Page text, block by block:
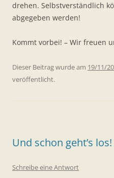
drehen. Selbstverständlich
abgegeben werden!
Kommt vorbei! – Wir freuen
Dieser Beitrag wurde am 19/11/
veröffentlicht.
Und schon geht’s los!
Schreibe eine Antwort